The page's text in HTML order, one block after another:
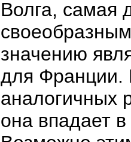
Волга, самая
значению
для Франции.
аналогичных
она впадает